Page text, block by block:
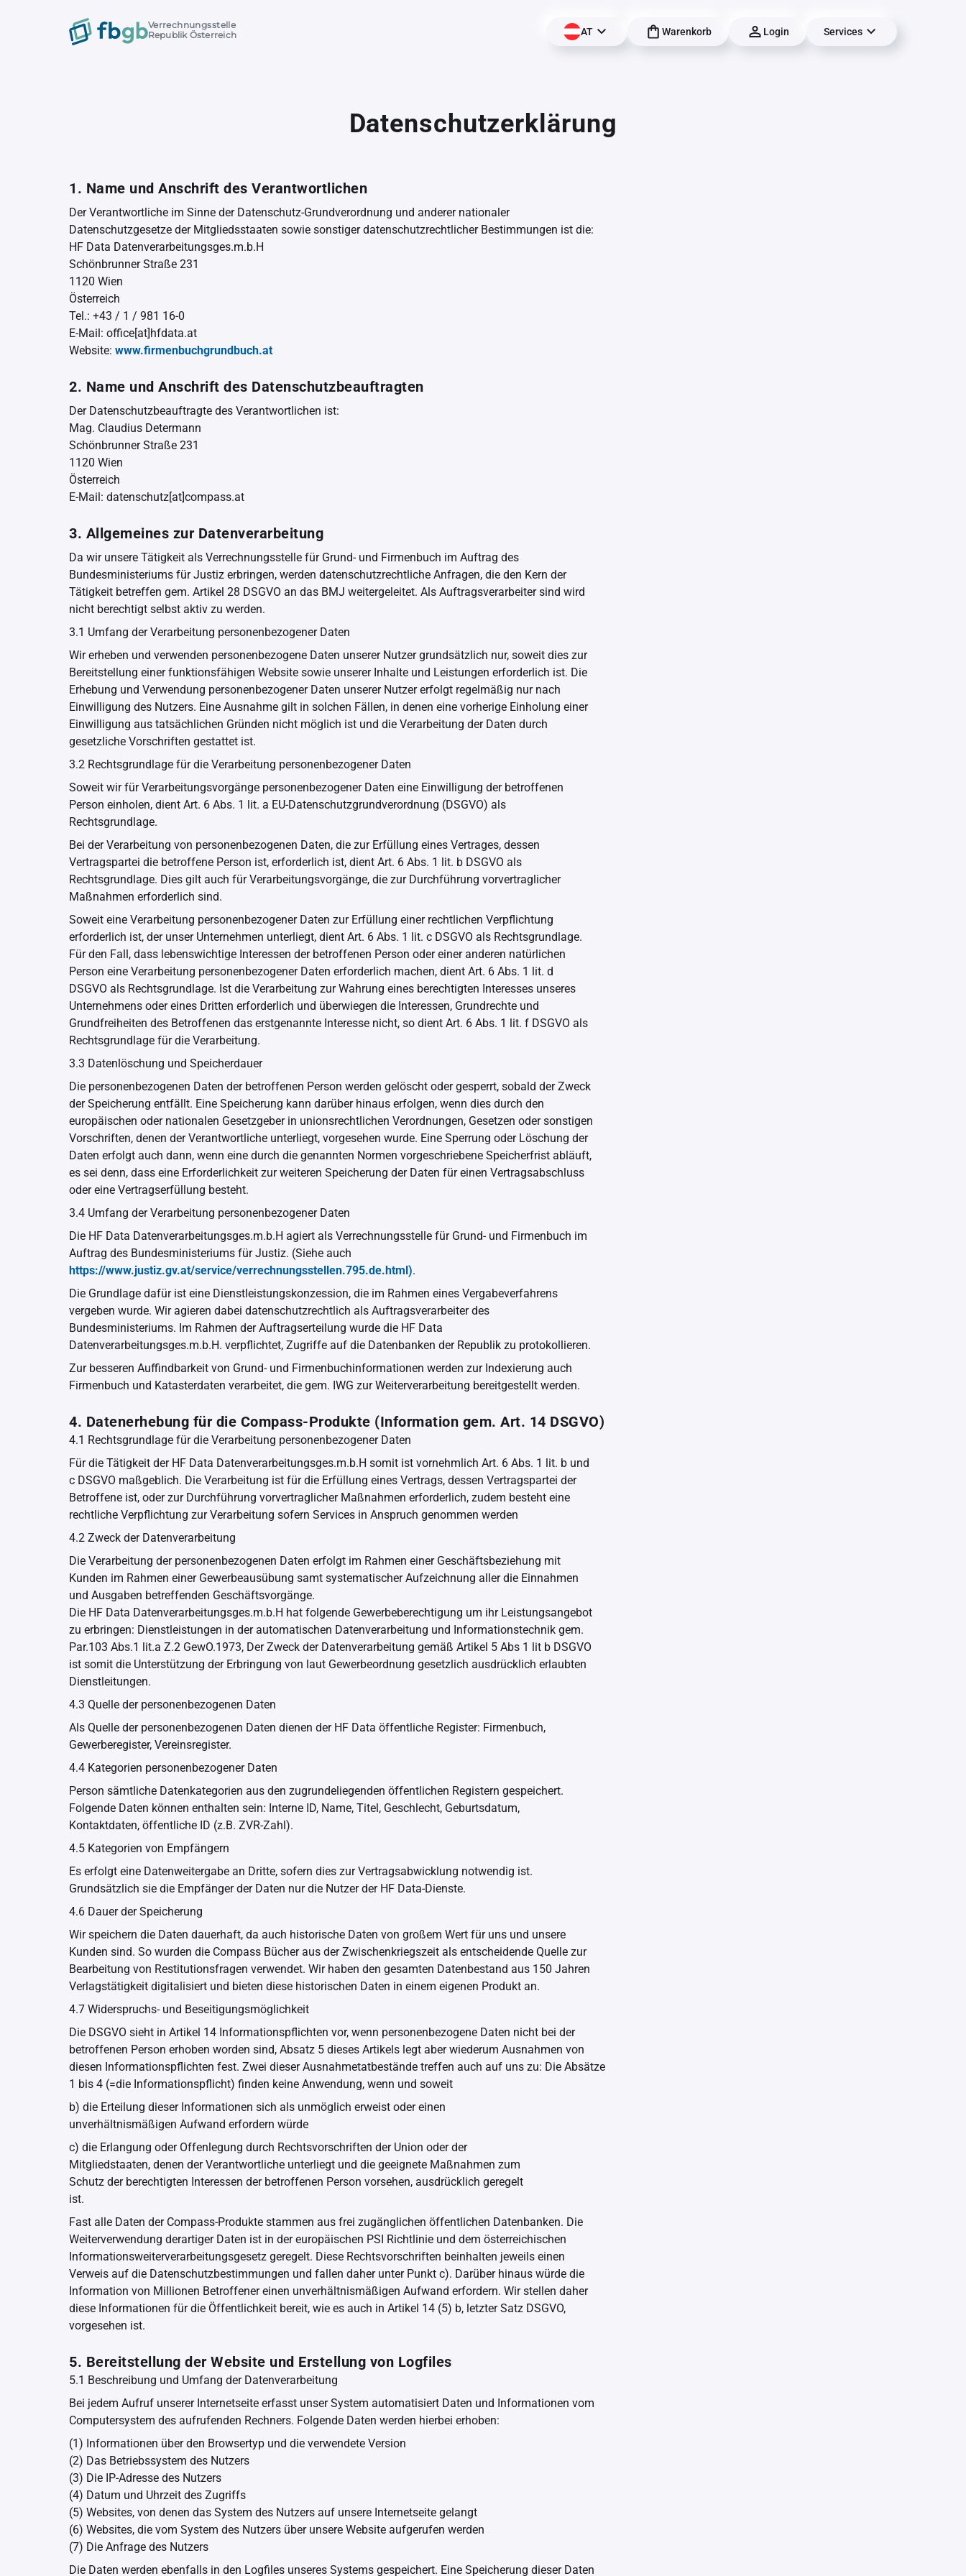
Verrechnungsstelle
Republik Österreich
AT Warenkorb Login Services
Datenschutzerklärung
1. Name und Anschrift des Verantwortlichen
Der Verantwortliche im Sinne der Datenschutz-Grundverordnung und anderer nationaler
Datenschutzgesetze der Mitgliedsstaaten sowie sonstiger datenschutzrechtlicher Bestimmungen ist die:
HF Data Datenverarbeitungsges.m.b.H
Schönbrunner Straße 231
1120 Wien
Österreich
Tel.: +43 / 1 / 981 16-0
E-Mail: office[at]hfdata.at
Website: www.firmenbuchgrundbuch.at
2. Name und Anschrift des Datenschutzbeauftragten
Der Datenschutzbeauftragte des Verantwortlichen ist:
Mag. Claudius Determann
Schönbrunner Straße 231
1120 Wien
Österreich
E-Mail: datenschutz[at]compass.at
3. Allgemeines zur Datenverarbeitung
Da wir unsere Tätigkeit als Verrechnungsstelle für Grund- und Firmenbuch im Auftrag des
Bundesministeriums für Justiz erbringen, werden datenschutzrechtliche Anfragen, die den Kern der
Tätigkeit betreffen gem. Artikel 28 DSGVO an das BMJ weitergeleitet. Als Auftragsverarbeiter sind wird
nicht berechtigt selbst aktiv zu werden.
3.1 Umfang der Verarbeitung personenbezogener Daten
Wir erheben und verwenden personenbezogene Daten unserer Nutzer grundsätzlich nur, soweit dies zur
Bereitstellung einer funktionsfähigen Website sowie unserer Inhalte und Leistungen erforderlich ist. Die
Erhebung und Verwendung personenbezogener Daten unserer Nutzer erfolgt regelmäßig nur nach
Einwilligung des Nutzers. Eine Ausnahme gilt in solchen Fällen, in denen eine vorherige Einholung einer
Einwilligung aus tatsächlichen Gründen nicht möglich ist und die Verarbeitung der Daten durch
gesetzliche Vorschriften gestattet ist.
3.2 Rechtsgrundlage für die Verarbeitung personenbezogener Daten
Soweit wir für Verarbeitungsvorgänge personenbezogener Daten eine Einwilligung der betroffenen
Person einholen, dient Art. 6 Abs. 1 lit. a EU-Datenschutzgrundverordnung (DSGVO) als
Rechtsgrundlage.
Bei der Verarbeitung von personenbezogenen Daten, die zur Erfüllung eines Vertrages, dessen
Vertragspartei die betroffene Person ist, erforderlich ist, dient Art. 6 Abs. 1 lit. b DSGVO als
Rechtsgrundlage. Dies gilt auch für Verarbeitungsvorgänge, die zur Durchführung vorvertraglicher
Maßnahmen erforderlich sind.
Soweit eine Verarbeitung personenbezogener Daten zur Erfüllung einer rechtlichen Verpflichtung
erforderlich ist, der unser Unternehmen unterliegt, dient Art. 6 Abs. 1 lit. c DSGVO als Rechtsgrundlage.
Für den Fall, dass lebenswichtige Interessen der betroffenen Person oder einer anderen natürlichen
Person eine Verarbeitung personenbezogener Daten erforderlich machen, dient Art. 6 Abs. 1 lit. d
DSGVO als Rechtsgrundlage. Ist die Verarbeitung zur Wahrung eines berechtigten Interesses unseres
Unternehmens oder eines Dritten erforderlich und überwiegen die Interessen, Grundrechte und
Grundfreiheiten des Betroffenen das erstgenannte Interesse nicht, so dient Art. 6 Abs. 1 lit. f DSGVO als
Rechtsgrundlage für die Verarbeitung.
3.3 Datenlöschung und Speicherdauer
Die personenbezogenen Daten der betroffenen Person werden gelöscht oder gesperrt, sobald der Zweck
der Speicherung entfällt. Eine Speicherung kann darüber hinaus erfolgen, wenn dies durch den
europäischen oder nationalen Gesetzgeber in unionsrechtlichen Verordnungen, Gesetzen oder sonstigen
Vorschriften, denen der Verantwortliche unterliegt, vorgesehen wurde. Eine Sperrung oder Löschung der
Daten erfolgt auch dann, wenn eine durch die genannten Normen vorgeschriebene Speicherfrist abläuft,
es sei denn, dass eine Erforderlichkeit zur weiteren Speicherung der Daten für einen Vertragsabschluss
oder eine Vertragserfüllung besteht.
3.4 Umfang der Verarbeitung personenbezogener Daten
Die HF Data Datenverarbeitungsges.m.b.H agiert als Verrechnungsstelle für Grund- und Firmenbuch im
Auftrag des Bundesministeriums für Justiz. (Siehe auch
https://www.justiz.gv.at/service/verrechnungsstellen.795.de.html).
Die Grundlage dafür ist eine Dienstleistungskonzession, die im Rahmen eines Vergabeverfahrens
vergeben wurde. Wir agieren dabei datenschutzrechtlich als Auftragsverarbeiter des
Bundesministeriums. Im Rahmen der Auftragserteilung wurde die HF Data
Datenverarbeitungsges.m.b.H. verpflichtet, Zugriffe auf die Datenbanken der Republik zu protokollieren.
Zur besseren Auffindbarkeit von Grund- und Firmenbuchinformationen werden zur Indexierung auch
Firmenbuch und Katasterdaten verarbeitet, die gem. IWG zur Weiterverarbeitung bereitgestellt werden.
4. Datenerhebung für die Compass-Produkte (Information gem. Art. 14 DSGVO)
4.1 Rechtsgrundlage für die Verarbeitung personenbezogener Daten
Für die Tätigkeit der HF Data Datenverarbeitungsges.m.b.H somit ist vornehmlich Art. 6 Abs. 1 lit. b und
c DSGVO maßgeblich. Die Verarbeitung ist für die Erfüllung eines Vertrags, dessen Vertragspartei der
Betroffene ist, oder zur Durchführung vorvertraglicher Maßnahmen erforderlich, zudem besteht eine
rechtliche Verpflichtung zur Verarbeitung sofern Services in Anspruch genommen werden
4.2 Zweck der Datenverarbeitung
Die Verarbeitung der personenbezogenen Daten erfolgt im Rahmen einer Geschäftsbeziehung mit
Kunden im Rahmen einer Gewerbeausübung samt systematischer Aufzeichnung aller die Einnahmen
und Ausgaben betreffenden Geschäftsvorgänge.
Die HF Data Datenverarbeitungsges.m.b.H hat folgende Gewerbeberechtigung um ihr Leistungsangebot
zu erbringen: Dienstleistungen in der automatischen Datenverarbeitung und Informationstechnik gem.
Par.103 Abs.1 lit.a Z.2 GewO.1973, Der Zweck der Datenverarbeitung gemäß Artikel 5 Abs 1 lit b DSGVO
ist somit die Unterstützung der Erbringung von laut Gewerbeordnung gesetzlich ausdrücklich erlaubten
Dienstleitungen.
4.3 Quelle der personenbezogenen Daten
Als Quelle der personenbezogenen Daten dienen der HF Data öffentliche Register: Firmenbuch,
Gewerberegister, Vereinsregister.
4.4 Kategorien personenbezogener Daten
Person sämtliche Datenkategorien aus den zugrundeliegenden öffentlichen Registern gespeichert.
Folgende Daten können enthalten sein: Interne ID, Name, Titel, Geschlecht, Geburtsdatum,
Kontaktdaten, öffentliche ID (z.B. ZVR-Zahl).
4.5 Kategorien von Empfängern
Es erfolgt eine Datenweitergabe an Dritte, sofern dies zur Vertragsabwicklung notwendig ist.
Grundsätzlich sie die Empfänger der Daten nur die Nutzer der HF Data-Dienste.
4.6 Dauer der Speicherung
Wir speichern die Daten dauerhaft, da auch historische Daten von großem Wert für uns und unsere
Kunden sind. So wurden die Compass Bücher aus der Zwischenkriegszeit als entscheidende Quelle zur
Bearbeitung von Restitutionsfragen verwendet. Wir haben den gesamten Datenbestand aus 150 Jahren
Verlagstätigkeit digitalisiert und bieten diese historischen Daten in einem eigenen Produkt an.
4.7 Widerspruchs- und Beseitigungsmöglichkeit
Die DSGVO sieht in Artikel 14 Informationspflichten vor, wenn personenbezogene Daten nicht bei der
betroffenen Person erhoben worden sind, Absatz 5 dieses Artikels legt aber wiederum Ausnahmen von
diesen Informationspflichten fest. Zwei dieser Ausnahmetatbestände treffen auch auf uns zu: Die Absätze
1 bis 4 (=die Informationspflicht) finden keine Anwendung, wenn und soweit
b) die Erteilung dieser Informationen sich als unmöglich erweist oder einen
unverhältnismäßigen Aufwand erfordern würde
c) die Erlangung oder Offenlegung durch Rechtsvorschriften der Union oder der
Mitgliedstaaten, denen der Verantwortliche unterliegt und die geeignete Maßnahmen zum
Schutz der berechtigten Interessen der betroffenen Person vorsehen, ausdrücklich geregelt
ist.
Fast alle Daten der Compass-Produkte stammen aus frei zugänglichen öffentlichen Datenbanken. Die
Weiterverwendung derartiger Daten ist in der europäischen PSI Richtlinie und dem österreichischen
Informationsweiterverarbeitungsgesetz geregelt. Diese Rechtsvorschriften beinhalten jeweils einen
Verweis auf die Datenschutzbestimmungen und fallen daher unter Punkt c). Darüber hinaus würde die
Information von Millionen Betroffener einen unverhältnismäßigen Aufwand erfordern. Wir stellen daher
diese Informationen für die Öffentlichkeit bereit, wie es auch in Artikel 14 (5) b, letzter Satz DSGVO,
vorgesehen ist.
5. Bereitstellung der Website und Erstellung von Logfiles
5.1 Beschreibung und Umfang der Datenverarbeitung
Bei jedem Aufruf unserer Internetseite erfasst unser System automatisiert Daten und Informationen vom
Computersystem des aufrufenden Rechners. Folgende Daten werden hierbei erhoben:
(1) Informationen über den Browsertyp und die verwendete Version
(2) Das Betriebssystem des Nutzers
(3) Die IP-Adresse des Nutzers
(4) Datum und Uhrzeit des Zugriffs
(5) Websites, von denen das System des Nutzers auf unsere Internetseite gelangt
(6) Websites, die vom System des Nutzers über unsere Website aufgerufen werden
(7) Die Anfrage des Nutzers
Die Daten werden ebenfalls in den Logfiles unseres Systems gespeichert. Eine Speicherung dieser Daten